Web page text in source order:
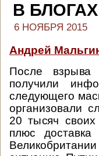
В БЛОГАХ
6 НОЯБРЯ 2015
Андрей
После взрыва
получили
следующего
организовали
20 тысяч
плюс